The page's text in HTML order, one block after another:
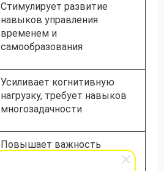
Стимулирует развитие
навыков управления
временем и
самообразования
Усиливает когнитивную
нагрузку, требует навыков
многозадачности
Повышает важность
создания поддерживающей